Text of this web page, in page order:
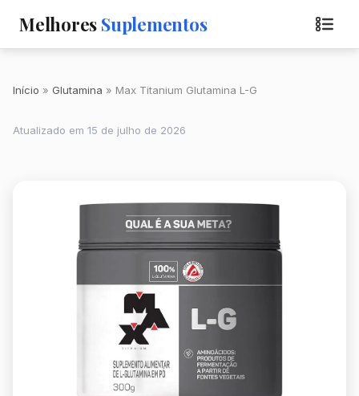
Melhores Suplementos
Início Glutamina Max Titanium Glutamina L-G
Atualizado em 15 de julho de 2026